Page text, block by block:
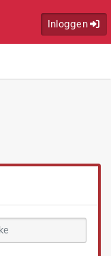
Inloggen